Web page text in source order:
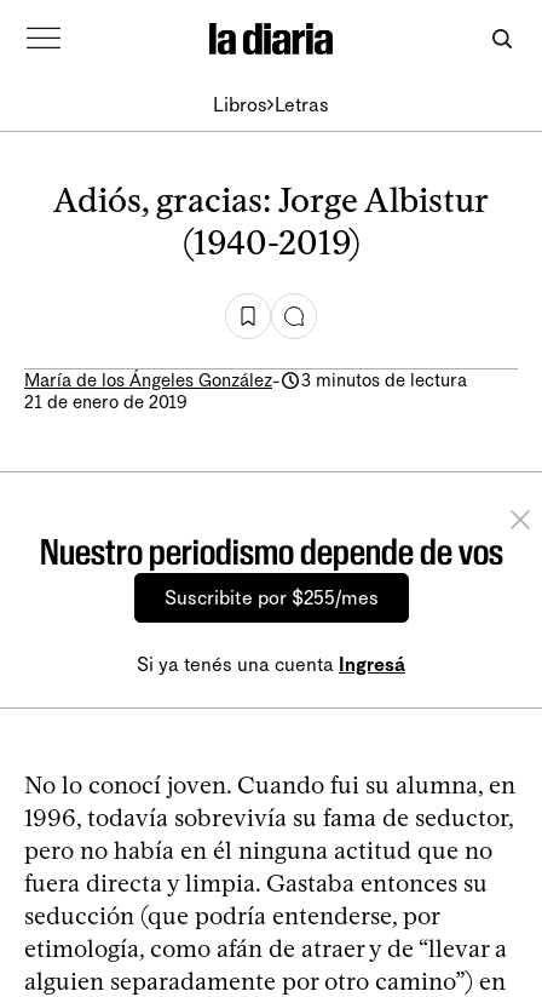
Libros Letras
Adiós, gracias: Jorge Albistur
(1940-2019)
María de los Ángeles González-
3 minutos de lectura
21 de enero de 2019
Nuestro periodismo depende de vos
Suscribite por $255/mes
Si ya tenés una cuenta Ingresá
No lo conocí joven. Cuando fui su alumna, en
1996, todavía sobrevivía su fama de seductor,
pero no había en él ninguna actitud que no
fuera directa y limpia. Gastaba entonces su
seducción (que podría entenderse, por
etimología, como afán de atraer y de “llevar a
alguien separadamente por otro camino”) en